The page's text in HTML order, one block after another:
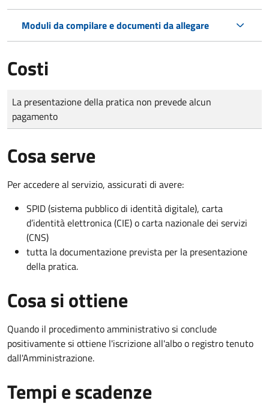
Moduli da compilare e documenti da allegare
Costi
Tipo di pagamento
Importo
La presentazione della pratica non prevede alcun
pagamento
Cosa serve
Per accedere al servizio, assicurati di avere:
SPID (sistema pubblico di identità digitale), carta
d’identità elettronica (CIE) o carta nazionale dei servizi
(CNS)
tutta la documentazione prevista per la presentazione
della pratica.
Cosa si ottiene
Quando il procedimento amministrativo si conclude
positivamente si ottiene l'iscrizione all'albo o registro tenuto
dall'Amministrazione.
Tempi e scadenze